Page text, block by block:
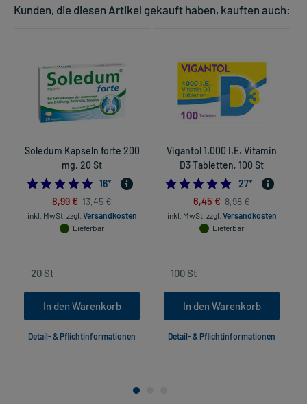
Kunden, die diesen Artikel gekauft haben, kauften auch:
Soledum Kapseln forte 200
mg, 20 St
5.0
16*
8,99 € 13,45 €
inkl. MwSt. zzgl. Versandkosten
Lieferbar
In den Warenkorb
Detail- & Pflichtinformationen
Vigantol 1.000 I.E. Vitamin
D3 Tabletten, 100 St
27*
6,45 € 8,98 €
inkl. MwSt. zzgl. Versandkosten
Lieferbar
In den Warenkorb
Detail- & Pflichtinformationen